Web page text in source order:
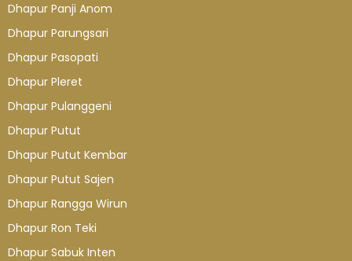
Dhapur Panji Anom
Dhapur Parungsari
Dhapur Pasopati
Dhapur Pleret
Dhapur Pulanggeni
Dhapur Putut
Dhapur Putut Kembar
Dhapur Putut Sajen
Dhapur Rangga Wirun
Dhapur Ron Teki
Dhapur Sabuk Inten